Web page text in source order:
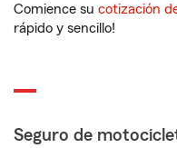
Comience su cotización
rápido y sencillo!
Seguro de